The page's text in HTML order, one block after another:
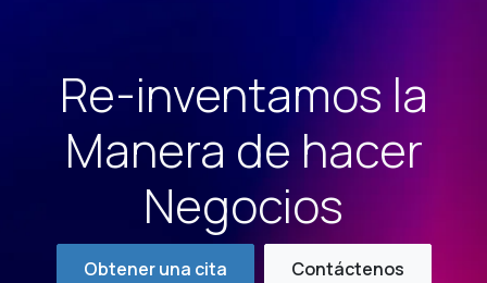
Re-inventamos la
Manera de hacer
Negocios
Obtener una cita Contáctenos